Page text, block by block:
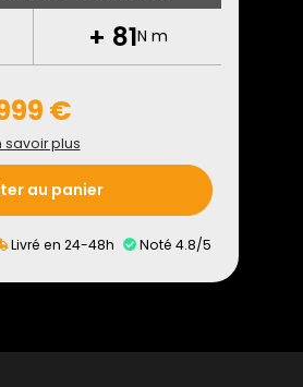
+ 81N m
€
savoir plus
au panier
Livré en 24-48h Noté 4.8/5